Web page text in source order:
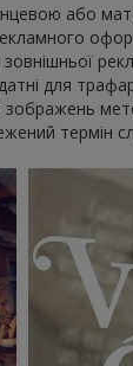
або
для
зображень
термін